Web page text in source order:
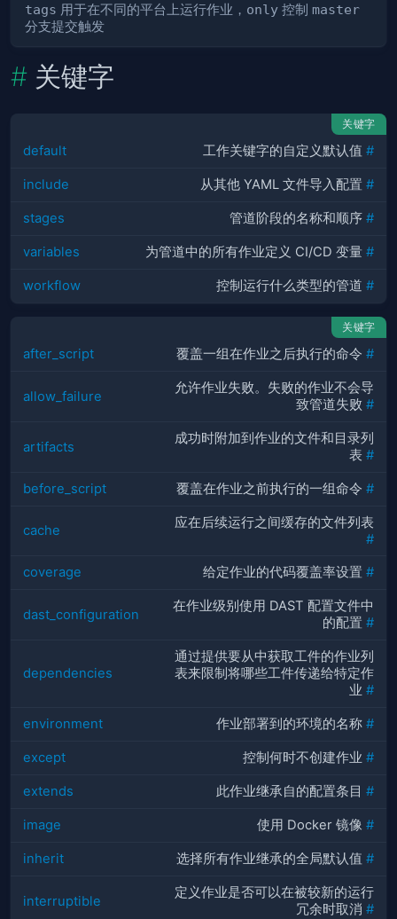
tags 用于在不同的平台上运行作业， only 控制 master
分支提交触发
关键字
关键字
default 工作关键字的自定义默认值 #
include 从其他 YAML 文件导入配置 #
stages 管道阶段的名称和顺序 #
variables 为管道中的所有作业定义 CI/CD 变量 #
workflow 控制运行什么类型的管道 #
关键字
after_script 覆盖一组在作业之后执行的命令 #
allow_failure
允许作业失败。失败的作业不会导
致管道失败 #
artifacts
成功时附加到作业的文件和目录列
表 #
before_script 覆盖在作业之前执行的一组命令 #
cache
应在后续运行之间缓存的文件列表
#
coverage 给定作业的代码覆盖率设置 #
dast_configuration
在作业级别使用 DAST 配置文件中
的配置 #
dependencies
通过提供要从中获取工件的作业列
表来限制将哪些工件传递给特定作
业 #
environment 作业部署到的环境的名称 #
except 控制何时不创建作业 #
extends 此作业继承自的配置条目 #
image 使用 Docker 镜像 #
inherit 选择所有作业继承的全局默认值 #
interruptible
定义作业是否可以在被较新的运行
冗余时取消 #